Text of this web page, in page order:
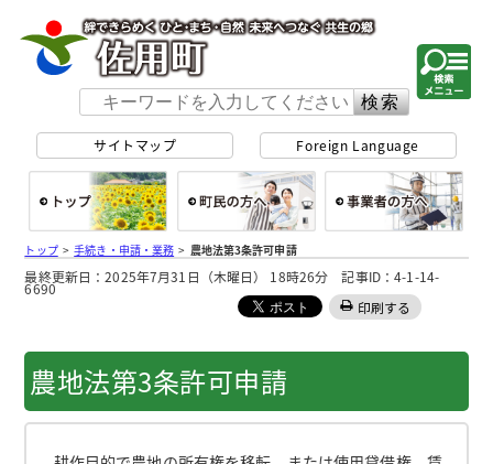
サイトマップ Foreign Language
総合トップ
トップ>手続き・申請・業務 > 農地法第3条許可申請
最終更新日：2025年7月31日（木曜日） 18時26分 記事ID：4-1-14-
6690
印刷する
農地法第3条許可申請